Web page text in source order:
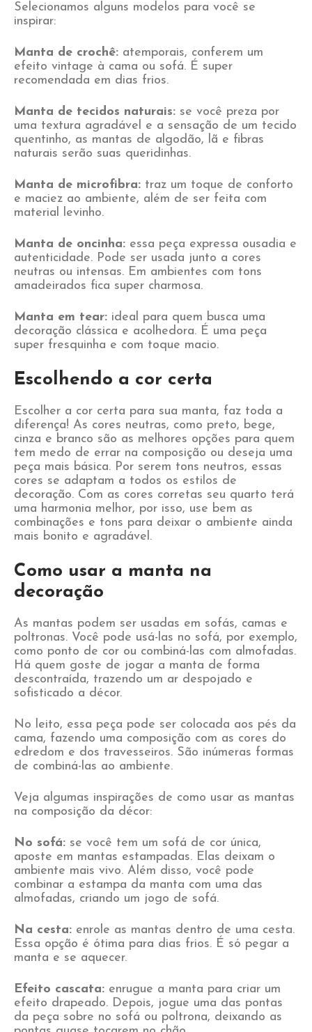
Selecionamos alguns modelos para você se
inspirar:
Manta de crochê: atemporais, conferem um
efeito vintage à cama ou sofá. É super
recomendada em dias frios.
Manta de tecidos naturais: se você preza por
uma textura agradável e a sensação de um tecido
quentinho, as mantas de algodão, lã e fibras
naturais serão suas queridinhas.
Manta de microfibra: traz um toque de conforto
e maciez ao ambiente, além de ser feita com
material levinho.
Manta de oncinha: essa peça expressa ousadia e
autenticidade. Pode ser usada junto a cores
neutras ou intensas. Em ambientes com tons
amadeirados fica super charmosa.
Manta em tear: ideal para quem busca uma
decoração clássica e acolhedora. É uma peça
super fresquinha e com toque macio.
Escolhendo a cor certa
Escolher a cor certa para sua manta, faz toda a
diferença! As cores neutras, como preto, bege,
cinza e branco são as melhores opções para quem
tem medo de errar na composição ou deseja uma
peça mais básica. Por serem tons neutros, essas
cores se adaptam a todos os estilos de
decoração. Com as cores corretas seu quarto terá
uma harmonia melhor, por isso, use bem as
combinações e tons para deixar o ambiente ainda
mais bonito e agradável.
Como usar a manta na
decoração
As mantas podem ser usadas em sofás, camas e
poltronas. Você pode usá-las no sofá, por exemplo,
como ponto de cor ou combiná-las com almofadas.
Há quem goste de jogar a manta de forma
descontraída, trazendo um ar despojado e
sofisticado a décor.
No leito, essa peça pode ser colocada aos pés da
cama, fazendo uma composição com as cores do
edredom e dos travesseiros. São inúmeras formas
de combiná-las ao ambiente.
Veja algumas inspirações de como usar as mantas
na composição da décor:
No sofá: se você tem um sofá de cor única,
aposte em mantas estampadas. Elas deixam o
ambiente mais vivo. Além disso, você pode
combinar a estampa da manta com uma das
almofadas, criando um jogo de sofá.
Na cesta: enrole as mantas dentro de uma cesta.
Essa opção é ótima para dias frios. É só pegar a
manta e se aquecer.
Efeito cascata: enrugue a manta para criar um
efeito drapeado. Depois, jogue uma das pontas
da peça sobre no sofá ou poltrona, deixando as